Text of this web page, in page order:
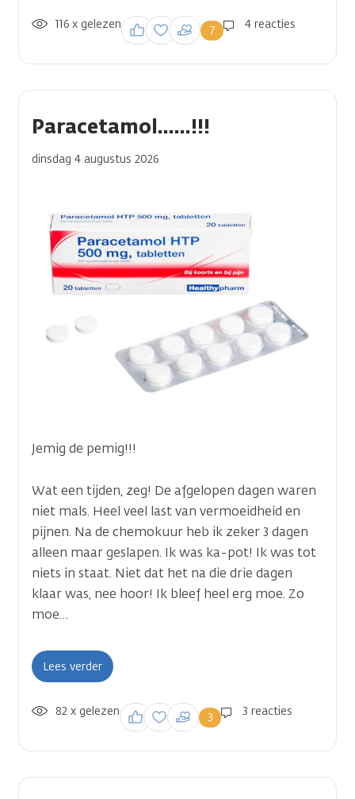
4 reacties
7
Inloggen om een
reactie te plaatsen
116 x gelezen
Paracetamol......!!!
dinsdag 4 augustus 2026
Jemig de pemig!!!
Wat een tijden, zeg! De afgelopen dagen waren
niet mals. Heel veel last van vermoeidheid en
pijnen. Na de chemokuur heb ik zeker 3 dagen
alleen maar geslapen. Ik was ka-pot! Ik was tot
niets in staat. Niet dat het na die drie dagen
klaar was, nee hoor! Ik bleef heel erg moe. Zo
moe…
Lees verder
3 reacties
3
Inloggen om een
reactie te plaatsen
82 x gelezen